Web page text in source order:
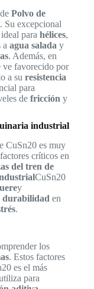
Polvo de
. Su excepcional
para hélices,
a agua salada y
. Además, en
ve favorecido por
a su resistencia
para
de fricción y
industrial
CuSn20 es muy
críticos en
del tren de
CuSn20
y
durabilidad en
.
los
. Estos factores
es el más
para